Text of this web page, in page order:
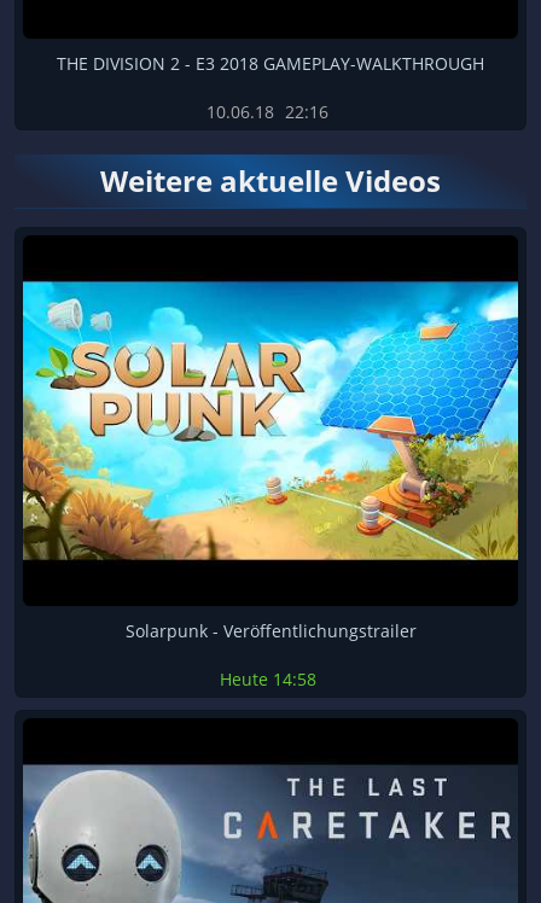
THE DIVISION 2 - E3 2018 GAMEPLAY-WALKTHROUGH
10.06.18 22:16
Weitere aktuelle Videos
Solarpunk - Veröffentlichungstrailer
Heute 14:58